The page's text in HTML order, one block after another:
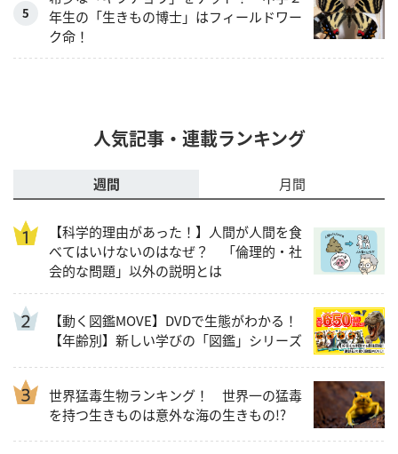
年生の「生きもの博士」はフィールドワー
ク命！
人気記事・連載ランキング
週間 月間
【科学的理由があった！】人間が人間を食
べてはいけないのはなぜ？ 「倫理的・社
会的な問題」以外の説明とは
【動く図鑑MOVE】DVDで生態がわかる！
【年齢別】新しい学びの「図鑑」シリーズ
世界猛毒生物ランキング！ 世界一の猛毒
を持つ生きものは意外な海の生きもの!?